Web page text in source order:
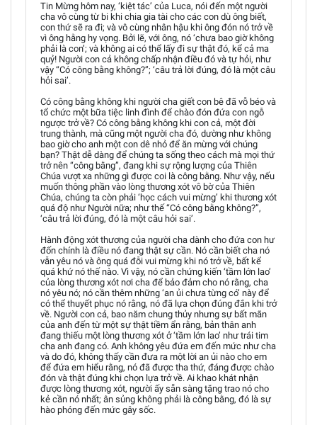
Tin Mừng hôm nay, ‘kiệt tác’ của Luca, nói đến một người
cha vô cùng từ bi khi chia gia tài cho các con dù ông biết,
con thứ sẽ ra đi; và vô cùng nhân hậu khi ông đón nó trở về
vì ông hằng hy vọng. Bởi lẽ, với ông, nó ‘chưa bao giờ không
phải là con’; và không ai có thể lấy đi sự thật đó, kể cả ma
quỷ! Người con cả không chấp nhận điều đó và tự hỏi, như
vậy “Có công bằng không?”; ‘câu trả lời đúng, đó là một câu
hỏi sai’.
Có công bằng không khi người cha giết con bê đã vỗ béo và
tổ chức một bữa tiệc linh đình để chào đón đứa con ngỗ
ngược trở về? Có công bằng không khi con cả, một đời
trung thành, mà cũng một người cha đó, dường như không
bao giờ cho anh một con dê nhỏ để ăn mừng với chúng
bạn? Thật dễ dàng để chúng ta sống theo cách mà mọi thứ
trở nên “công bằng”, đang khi sự rộng lượng của Thiên
Chúa vượt xa những gì được coi là công bằng. Như vậy, nếu
muốn thông phần vào lòng thương xót vô bờ của Thiên
Chúa, chúng ta còn phải ‘học cách vui mừng’ khi thương xót
quá độ như Người nữa; như thế “Có công bằng không?”,
‘câu trả lời đúng, đó là một câu hỏi sai’.
Hành động xót thương của người cha dành cho đứa con hư
đốn chính là điều nó đang thật sự cần. Nó cần biết cha nó
vẫn yêu nó và ông quá đỗi vui mừng khi nó trở về, bất kể
quá khứ nó thế nào. Vì vậy, nó cần chứng kiến ‘tầm lớn lao’
của lòng thương xót nơi cha để bảo đảm cho nó rằng, cha
nó yêu nó; nó cần thêm những ‘an ủi chưa từng có’ này để
có thể thuyết phục nó rằng, nó đã lựa chọn đúng đắn khi trở
về. Người con cả, bao năm chung thủy nhưng sự bất mãn
của anh đến từ một sự thật tiềm ẩn rằng, bản thân anh
đang thiếu một lòng thương xót ở ‘tầm lớn lao’ như trái tim
cha anh đang có. Anh không yêu đứa em đến mức như cha
và do đó, không thấy cần đưa ra một lời an ủi nào cho em
để đứa em hiểu rằng, nó đã được tha thứ, đáng được chào
đón và thật đúng khi chọn lựa trở về. Ai khao khát nhận
được lòng thương xót, người ấy sẵn sàng tặng trao nó cho
kẻ cần nó nhất; ân sủng không phải là công bằng, đó là sự
hào phóng đến mức gây sốc.